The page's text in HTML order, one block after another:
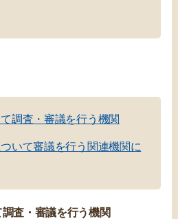
調査・審議を行う機関
いて審議を行う関連機関に
査・審議を行う機関